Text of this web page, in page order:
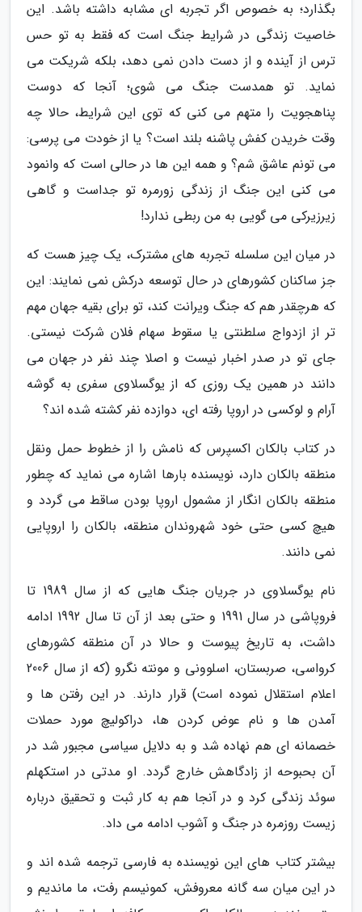
بگذارد؛ به خصوص اگر تجربه ای مشابه داشته باشد. این
خاصیت زندگی در شرایط جنگ است که فقط به تو حس
ترس از آینده و از دست دادن نمی دهد، بلکه شریکت می
نماید. تو همدست جنگ می شوی؛ آنجا که دوست
پناهجویت را متهم می کنی که توی این شرایط، حالا چه
وقت خریدن کفش پاشنه بلند است؟ یا از خودت می پرسی:
می تونم عاشق شم؟ و همه این ها در حالی است که وانمود
می کنی این جنگ از زندگی زورمره تو جداست و گاهی
زیرزیرکی می گویی به من ربطی ندارد!
در میان این سلسله تجربه های مشترک، یک چیز هست که
جز ساکنان کشورهای در حال توسعه درکش نمی نمایند: این
که هرچقدر هم که جنگ ویرانت کند، تو برای بقیه جهان مهم
تر از ازدواج سلطنتی یا سقوط سهام فلان شرکت نیستی.
جای تو در صدر اخبار نیست و اصلا چند نفر در جهان می
دانند در همین یک روزی که از یوگسلاوی سفری به گوشه
آرام و لوکسی در اروپا رفته ای، دوازده نفر کشته شده اند؟
در کتاب بالکان اکسپرس که نامش را از خطوط حمل ونقل
منطقه بالکان دارد، نویسنده بارها اشاره می نماید که چطور
منطقه بالکان انگار از مشمول اروپا بودن ساقط می گردد و
هیچ کسی حتی خود شهروندان منطقه، بالکان را اروپایی
نمی دانند.
نام یوگسلاوی در جریان جنگ هایی که از سال 1989 تا
فروپاشی در سال 1991 و حتی بعد از آن تا سال 1992 ادامه
داشت، به تاریخ پیوست و حالا در آن منطقه کشورهای
کرواسی، صربستان، اسلوونی و مونته نگرو (که از سال 2006
اعلام استقلال نموده است) قرار دارند. در این رفتن ها و
آمدن ها و نام عوض کردن ها، دراکولیچ مورد حملات
خصمانه ای هم نهاده شد و به دلایل سیاسی مجبور شد در
آن بحبوحه از زادگاهش خارج گردد. او مدتی در استکهلم
سوئد زندگی کرد و در آنجا هم به کار ثبت و تحقیق درباره
زیست روزمره در جنگ و آشوب ادامه می داد.
بیشتر کتاب های این نویسنده به فارسی ترجمه شده اند و
در این میان سه گانه معروفش، کمونیسم رفت، ما ماندیم و